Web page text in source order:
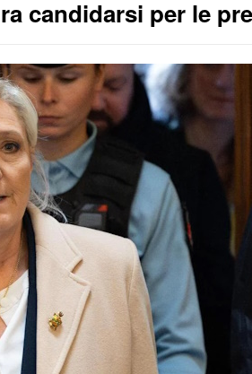
candidarsi per le